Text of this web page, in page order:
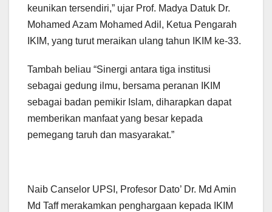
keunikan tersendiri,” ujar Prof. Madya Datuk Dr.
Mohamed Azam Mohamed Adil, Ketua Pengarah
IKIM, yang turut meraikan ulang tahun IKIM ke-33.
Tambah beliau “Sinergi antara tiga institusi
sebagai gedung ilmu, bersama peranan IKIM
sebagai badan pemikir Islam, diharapkan dapat
memberikan manfaat yang besar kepada
pemegang taruh dan masyarakat.”
Naib Canselor UPSI, Profesor Dato’ Dr. Md Amin
Md Taff merakamkan penghargaan kepada IKIM